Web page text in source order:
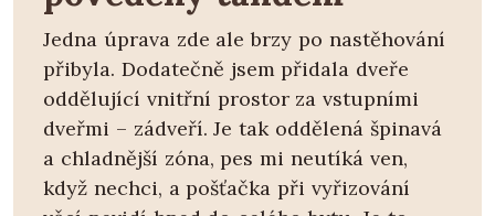
Jedna úprava zde ale brzy po nastěhování
přibyla. Dodatečně jsem přidala dveře
oddělující vnitřní prostor za vstupními
dveřmi – zádveří. Je tak oddělená špinavá
a chladnější zóna, pes mi neutíká ven,
když nechci, a pošťačka při vyřizování